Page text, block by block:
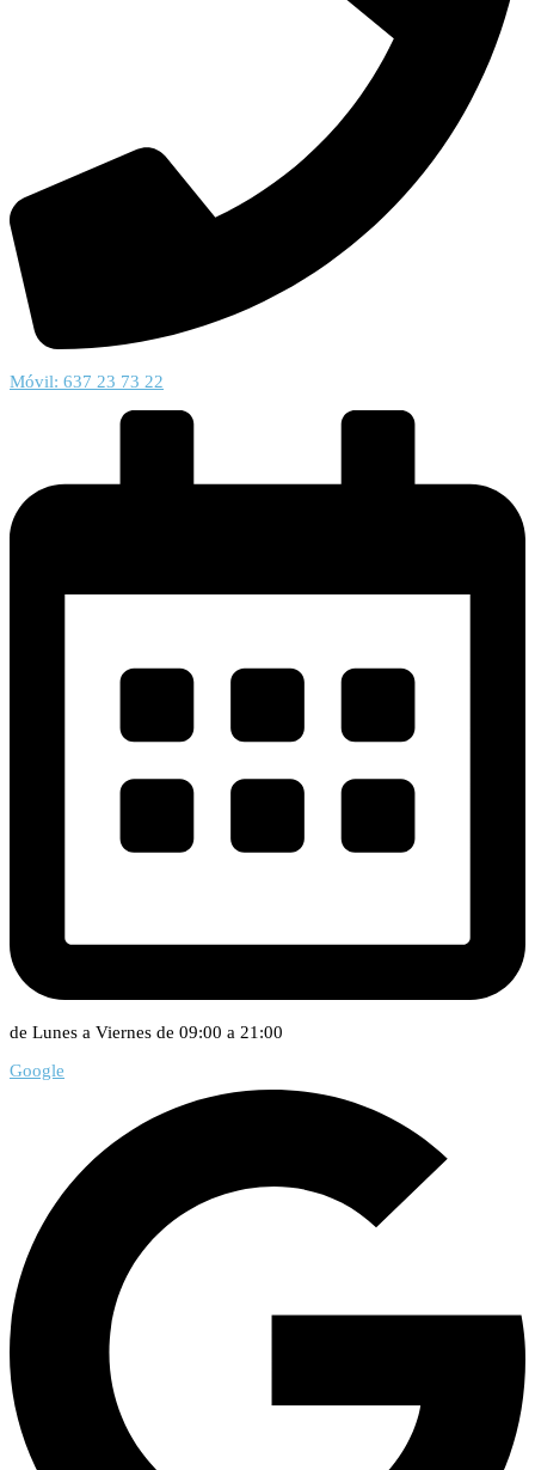
Móvil: 637 23 73 22
de Lunes a Viernes de 09:00 a 21:00
Google